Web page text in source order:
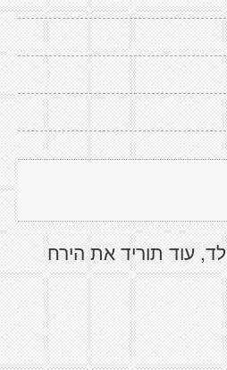
עוד תוריד את הירח